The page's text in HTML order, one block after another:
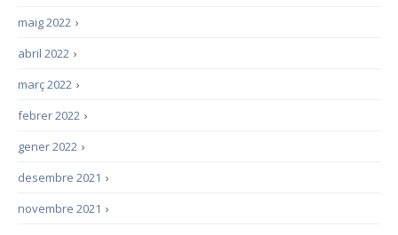
›
maig 2022
›
abril 2022
›
març 2022
›
febrer 2022
›
gener 2022
›
desembre 2021
›
novembre 2021